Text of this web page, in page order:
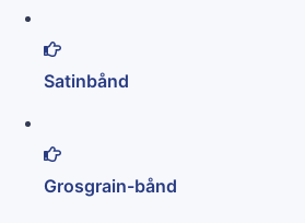
Satinbånd
Grosgrain-bånd